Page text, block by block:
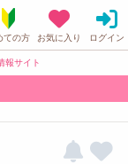
報サイト